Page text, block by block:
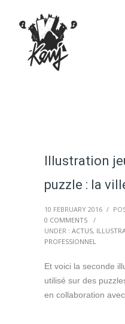
Illustration
puzzle : la
10 FEBRUARY 2016 /
0 COMMENTS
/
UNDER : ACTUS,
PROFESSIONNEL
Et voici la seconde
utilisé sur des
en collaboration